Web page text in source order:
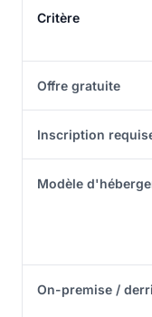
Critère
Offre gratuite
Inscription
Modèle
On-premise /